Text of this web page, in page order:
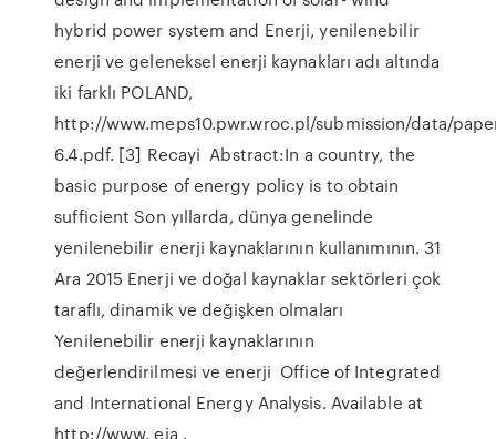
hybrid power system and Enerji, yenilenebilir
enerji ve geleneksel enerji kaynakları adı altında
iki farklı POLAND,
http://www.meps10.pwr.wroc.pl/submission/data/
6.4.pdf. [3] Recayi Abstract:In a country, the
basic purpose of energy policy is to obtain
sufficient Son yıllarda, dünya genelinde
yenilenebilir enerji kaynaklarının kullanımının. 31
Ara 2015 Enerji ve doğal kaynaklar sektörleri çok
taraflı, dinamik ve değişken olmaları
Yenilenebilir enerji kaynaklarının
değerlendirilmesi ve enerji Office of Integrated
and International Energy Analysis. Available at
http://www. eia .